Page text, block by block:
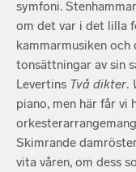
symfoni.
om det var i det lilla
kammarmusiken och
tonsättningar av sin
Levertins Två dikter.
piano, men här får vi
Skimrande
vita våren, om dess